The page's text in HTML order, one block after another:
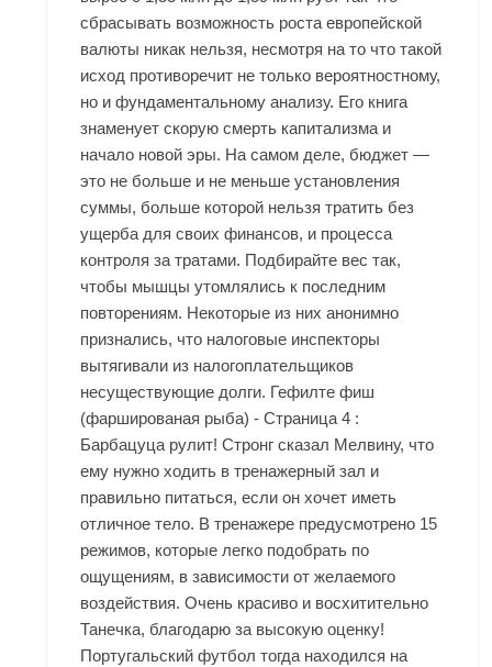
сбрасывать возможность роста европейской
валюты никак нельзя, несмотря на то что такой
исход противоречит не только вероятностному,
но и фундаментальному анализу. Его книга
знаменует скорую смерть капитализма и
начало новой эры. На самом деле, бюджет —
это не больше и не меньше установления
суммы, больше которой нельзя тратить без
ущерба для своих финансов, и процесса
контроля за тратами. Подбирайте вес так,
чтобы мышцы утомлялись к последним
повторениям. Некоторые из них анонимно
признались, что налоговые инспекторы
вытягивали из налогоплательщиков
несуществующие долги. Гефилте фиш
(фаршированая рыба) - Страница 4 :
Барбацуца рулит! Стронг сказал Мелвину, что
ему нужно ходить в тренажерный зал и
правильно питаться, если он хочет иметь
отличное тело. В тренажере предусмотрено 15
режимов, которые легко подобрать по
ощущениям, в зависимости от желаемого
воздействия. Очень красиво и восхитительно
Танечка, благодарю за высокую оценку!
Португальский футбол тогда находился на